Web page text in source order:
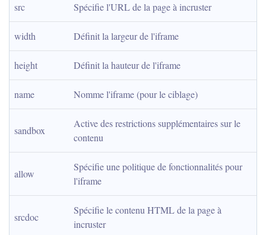
src Spécifie l'URL de la page à incruster
width Définit la largeur de l'iframe
height Définit la hauteur de l'iframe
name Nomme l'iframe (pour le ciblage)
sandbox
Active des restrictions supplémentaires sur le
contenu
allow
Spécifie une politique de fonctionnalités pour
l'iframe
srcdoc
Spécifie le contenu HTML de la page à
incruster